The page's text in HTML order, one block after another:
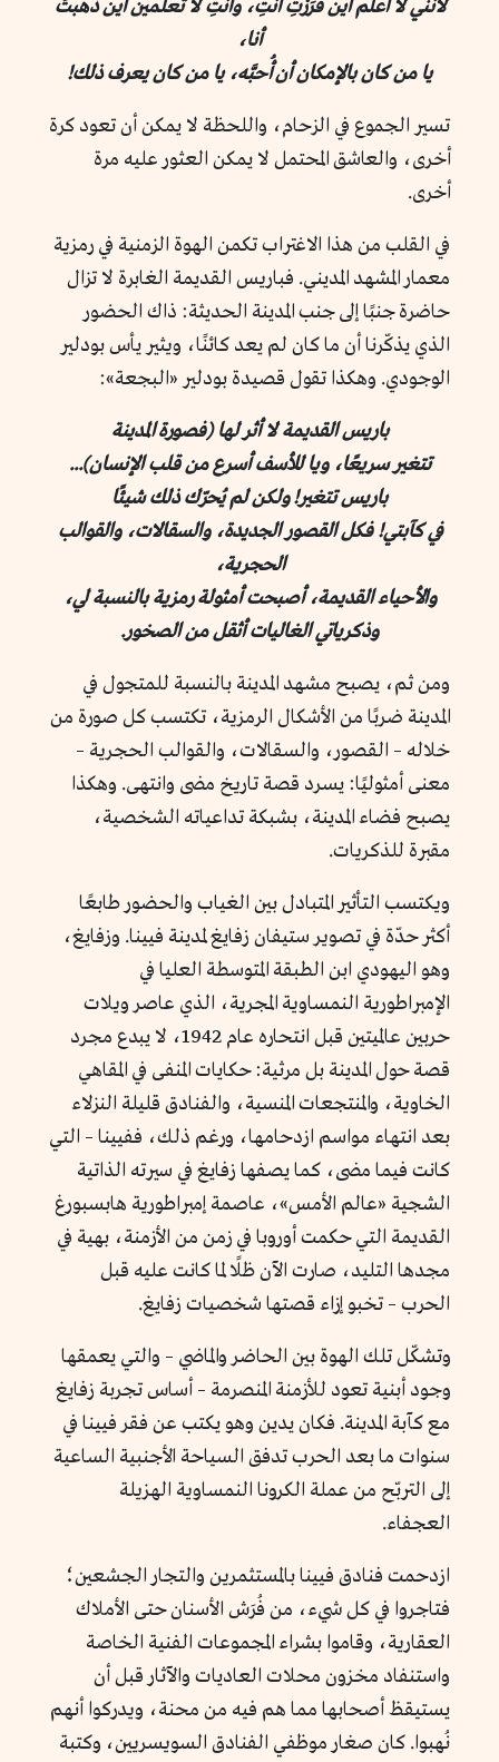
لأنني لا أعلم أين فَرَرْتِ أنتِ، وأنتِ لا تعلمين أين ذهبتُ
أنا،
يا من كان بالإمكان أن أُحبَّه، يا من كان يعرف ذلك!
تسير الجموع في الزحام، واللحظة لا يمكن أن تعود كرة
أخرى، والعاشق المحتمل لا يمكن العثور عليه مرة
أخرى.
في القلب من هذا الاغتراب تكمن الهوة الزمنية في رمزية
معمار المشهد المديني. فباريس القديمة الغابرة لا تزال
حاضرة جنبًا إلى جنب المدينة الحديثة: ذاك الحضور
الذي يذكّرنا أن ما كان لم يعد كائنًا، ويثير يأس بودلير
الوجودي. وهكذا تقول قصيدة بودلير «البجعة»:
باريس القديمة لا أثر لها (فصورة المدينة
تتغير سريعًا، ويا للأسف أسرع من قلب الإنسان)...
باريس تتغير! ولكن لم يُحرّك ذلك شيئًا
في كآبتي! فكل القصور الجديدة، والسقالات، والقوالب
الحجرية،
والأحياء القديمة، أصبحت أمثولة رمزية بالنسبة لي،
وذكرياتي الغاليات أثقل من الصخور.
ومن ثم، يصبح مشهد المدينة بالنسبة للمتجول في
المدينة ضربًا من الأشكال الرمزية، تكتسب كل صورة من
خلاله – القصور، والسقالات، والقوالب الحجرية –
معنى أمثوليًا: يسرد قصة تاريخ مضى وانتهى. وهكذا
يصبح فضاء المدينة، بشبكة تداعياته الشخصية،
مقبرة للذكريات.
ويكتسب التأثير المتبادل بين الغياب والحضور طابعًا
أكثر حدّة في تصوير ستيفان زفايغ لمدينة فيينا. وزفايغ،
وهو اليهودي ابن الطبقة المتوسطة العليا في
الإمبراطورية النمساوية المجرية، الذي عاصر ويلات
حربين عالميتين قبل انتحاره عام 1942، لا يبدع مجرد
قصة حول المدينة بل مرثية: حكايات المنفى في المقاهي
الخاوية، والمنتجعات المنسية، والفنادق قليلة النزلاء
بعد انتهاء مواسم ازدحامها، ورغم ذلك، ففيينا – التي
كانت فيما مضى، كما يصفها زفايغ في سيرته الذاتية
الشجية «عالم الأمس»، عاصمة إمبراطورية هابسبورغ
القديمة التي حكمت أوروبا في زمن من الأزمنة، بهية في
مجدها التليد، صارت الآن ظلًا لما كانت عليه قبل
الحرب – تخبو إزاء قصتها شخصيات زفايغ.
وتشكّل تلك الهوة بين الحاضر والماضي – والتي يعمقها
وجود أبنية تعود للأزمنة المنصرمة – أساس تجربة زفايغ
مع كآبة المدينة. فكان يدين وهو يكتب عن فقر فيينا في
سنوات ما بعد الحرب تدفق السياحة الأجنبية الساعية
إلى التربّح من عملة الكرونا النمساوية الهزيلة
العجفاء.
ازدحمت فنادق فيينا بالمستثمرين والتجار الجشعين؛
فتاجروا في كل شيء، من فُرَش الأسنان حتى الأملاك
العقارية، وقاموا بشراء المجموعات الفنية الخاصة
واستنفاد مخزون محلات العاديات والآثار قبل أن
يستيقظ أصحابها مما هم فيه من محنة، ويدركوا أنهم
نُهبوا. كان صغار موظفي الفنادق السويسريين، وكتبة